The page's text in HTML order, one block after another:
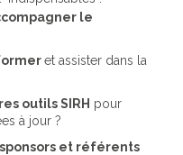
le
et assister dans la
outils SIRH pour
à jour ?
sponsors et référents